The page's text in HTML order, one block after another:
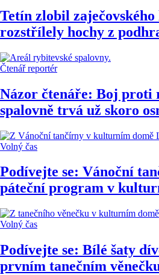
Tetín zlobil
rozstřílely hochy z
Čtenář reportér
Názor čtenáře: Boj proti
spalovně trvá už skoro
Volný čas
Podívejte se: Vánoční
páteční program v
Volný čas
Podívejte se: Bílé šaty
prvním tanečním